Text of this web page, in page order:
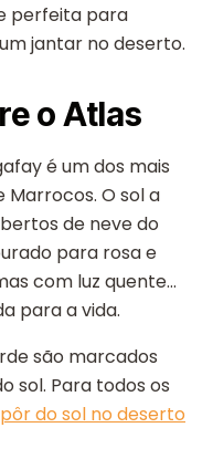
perfeita para
jantar no deserto.
o Atlas
é um dos mais
O sol a
de neve do
para rosa e
com luz quente...
para a vida.
são marcados
sol. Para todos os
do sol no deserto